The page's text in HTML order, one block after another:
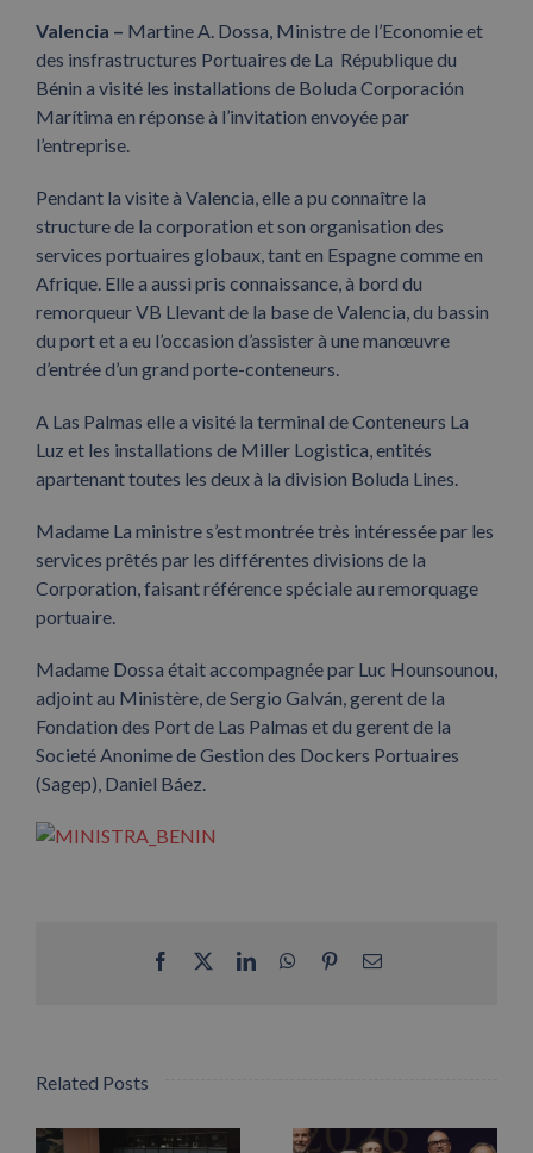
Valencia – Martine A. Dossa, Ministre de l’Economie et
des insfrastructures Portuaires de La République du
Bénin a visité les installations de Boluda Corporación
Marítima en réponse à l’invitation envoyée par
l’entreprise.
Pendant la visite à Valencia, elle a pu connaître la
structure de la corporation et son organisation des
services portuaires globaux, tant en Espagne comme en
Afrique. Elle a aussi pris connaissance, à bord du
remorqueur VB Llevant de la base de Valencia, du bassin
du port et a eu l’occasion d’assister à une manœuvre
d’entrée d’un grand porte-conteneurs.
A Las Palmas elle a visité la terminal de Conteneurs La
Luz et les installations de Miller Logistica, entités
apartenant toutes les deux à la division Boluda Lines.
Madame La ministre s’est montrée très intéressée par les
services prêtés par les différentes divisions de la
Corporation, faisant référence spéciale au remorquage
portuaire.
Madame Dossa était accompagnée par Luc Hounsounou,
adjoint au Ministère, de Sergio Galván, gerent de la
Fondation des Port de Las Palmas et du gerent de la
Societé Anonime de Gestion des Dockers Portuaires
(Sagep), Daniel Báez.
Facebook LinkedInWhatsApp
PinterestEmail
Related Posts